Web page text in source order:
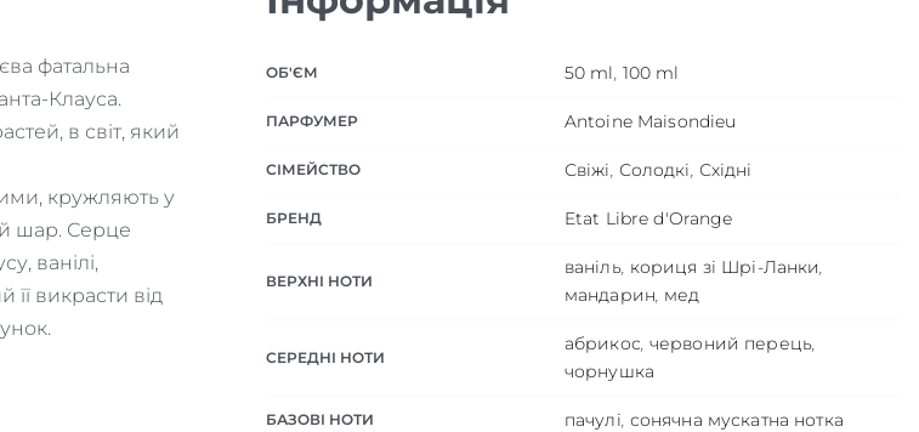
фатальна
Клауса.
в світ, який
кружляють у
шар. Серце
ванілі,
викрасти від
ОБ'ЄМ 50 ml, 100 ml
ПАРФУМЕР Antoine Maisondieu
СІМЕЙСТВО Свіжі, Солодкі, Східні
БРЕНД Etat Libre d'Orange
ВЕРХНІ НОТИ
ваніль, кориця зі Шрі-Ланки,
мандарин, мед
СЕРЕДНІ НОТИ
абрикос, червоний перець,
чорнушка
БАЗОВІ НОТИ пачулі, сонячна мускатна нотка